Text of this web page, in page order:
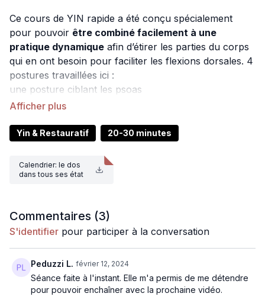
Ce cours de YIN rapide a été conçu spécialement
pour pouvoir être combiné facilement à une
pratique dynamique afin d’étirer les parties du corps
qui en ont besoin pour faciliter les flexions dorsales. 4
postures travaillées ici :
une posture ciblant les psoas
une posture ciblant l’avant du corps et notamment des
deux postures ciblant l’ouverture des épaules
Matériel: 2 briques et/ou un bolster
Niveau: tous
Yin & Restauratif 20-30 minutes
Calendrier: le dos
dans tous ses état
Commentaires (3)
S'identifier pour participer à la conversation
Peduzzi L. février 12, 2024
Séance faite à l'instant. Elle m'a permis de me détendre
pour pouvoir enchaîner avec la prochaine vidéo.